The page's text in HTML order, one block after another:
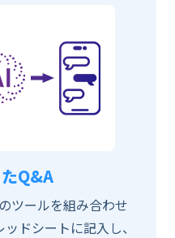
Q&A
ツールを組み合わせ
ドシートに記入し、